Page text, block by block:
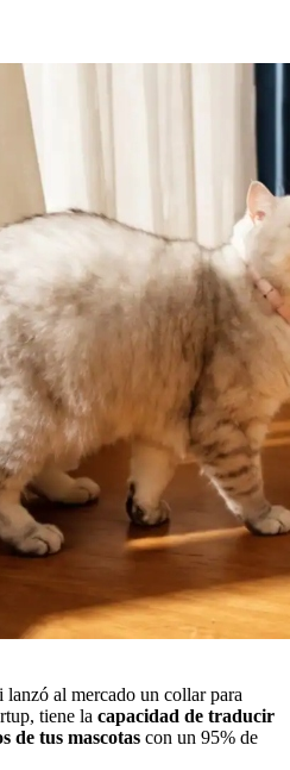
al mercado un collar para
tiene la capacidad de traducir
de tus mascotas con un 95% de